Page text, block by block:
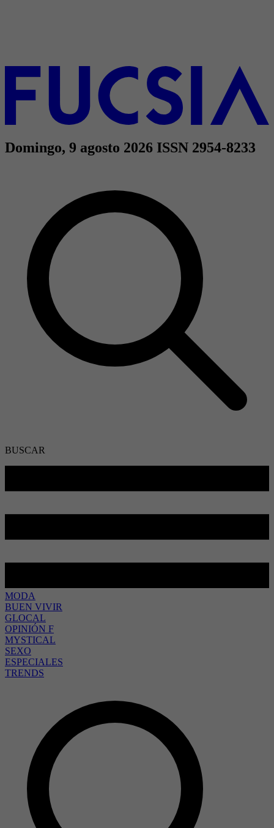
Domingo, 9 agosto 2026 ISSN 2954-8233
BUSCAR
MODA
BUEN VIVIR
GLOCAL
OPINIÓN F
MYSTICAL
SEXO
ESPECIALES
TRENDS